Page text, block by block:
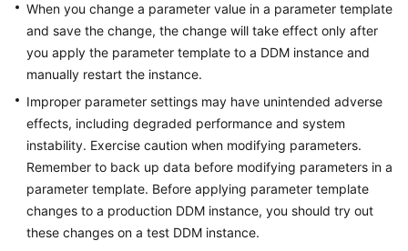
General
Reference
Glossary
Shared
Responsibilities
Service
Level
When you change a parameter value in a parameter template
and save the change, the change will take effect only after
you apply the parameter template to a DDM instance and
manually restart the instance.
Improper parameter settings may have unintended adverse
effects, including degraded performance and system
instability. Exercise caution when modifying parameters.
Remember to back up data before modifying parameters in a
parameter template. Before applying parameter template
changes to a production DDM instance, you should try out
these changes on a test DDM instance.